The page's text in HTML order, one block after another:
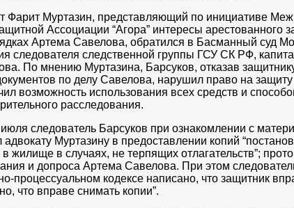
Фарит Муртазин, представляющий по инициативе
Ассоциации “Агора” интересы арестованного
Артема Савелова, обратился в Басманный суд
следователя следственной группы ГСУ СК РФ,
По мнению Муртазина, Барсуков, отказав
по делу Савелова, нарушил право на
возможность использования всех средств и
расследования.
следователь Барсуков при ознакомлении с
адвокату Муртазину в предоставлении копий
жилище в случаях, не терпящих отлагательств”;
и допроса Артема Савелова. При этом
процессуальном кодексе написано, что защитник
что вправе снимать копии”.